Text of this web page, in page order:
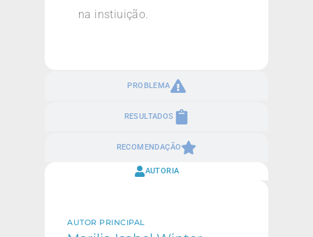
PROBLEMA
RESULTADOS
RECOMENDAÇÃO
na instiuição.
AUTORIA
AUTOR PRINCIPAL